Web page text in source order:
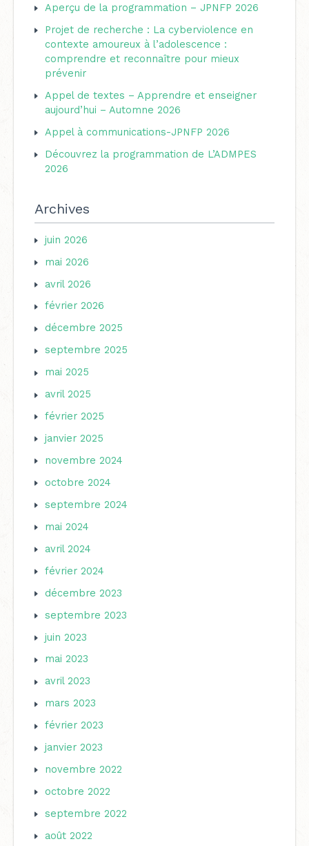
e
r
e
:
Aperçu de la programmation – JPNFP 2026
Projet de recherche : La cyberviolence en
contexte amoureux à l’adolescence :
comprendre et reconnaître pour mieux
prévenir
Appel de textes – Apprendre et enseigner
aujourd’hui – Automne 2026
Appel à communications-JPNFP 2026
Découvrez la programmation de L’ADMPES
2026
Archives
juin 2026
mai 2026
avril 2026
février 2026
décembre 2025
septembre 2025
mai 2025
avril 2025
février 2025
janvier 2025
novembre 2024
octobre 2024
septembre 2024
mai 2024
avril 2024
février 2024
décembre 2023
septembre 2023
juin 2023
mai 2023
avril 2023
mars 2023
février 2023
janvier 2023
novembre 2022
octobre 2022
septembre 2022
août 2022